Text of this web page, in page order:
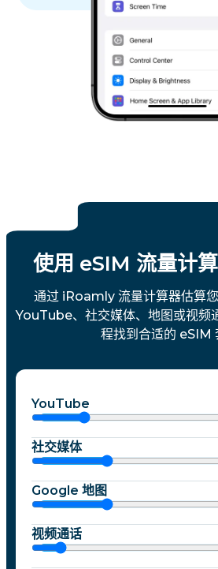
使用 eSIM 流量计
通过 iRoamly 流量计算器估算
YouTube、社交媒体、地图或视频
程找到合适的 eSIM
YouTube
社交媒体
Google 地图
视频通话